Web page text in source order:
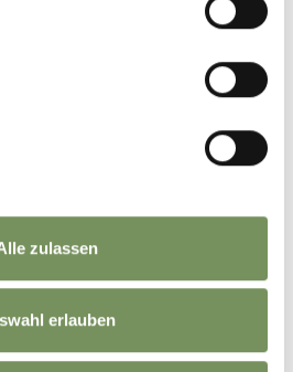
zulassen
erlauben